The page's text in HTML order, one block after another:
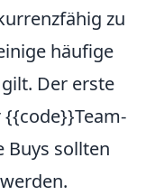
zu
häufige
Der erste
Buys sollten